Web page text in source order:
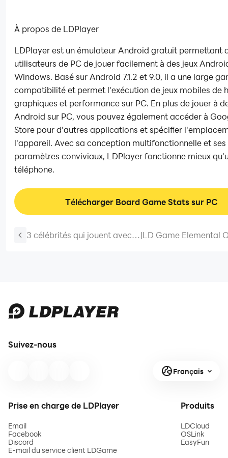
À propos de LDPlayer
LDPlayer est un émulateur Android gratuit permettant
utilisateurs de PC de jouer facilement à des jeux
Windows. Basé sur Android 7.1.2 et 9.0, il a une large
compatibilité et permet l'exécution de jeux mobiles de
graphiques et performance sur PC. En plus de jouer à
Android sur PC, vous pouvez également accéder à
Store pour d'autres applications et spécifier
l'appareil. Avec sa conception multifonctionnelle et ses
paramètres conviviaux, LDPlayer fonctionne mieux
téléphone.
Télécharger Board Game Stats sur PC
3 célébrités qui jouent avec
|LD Game Elemental
Suivez-nous
Français
Prise en charge de LDPlayer
Email
Facebook
Discord
E-mail du service client LDGame
Produits
LDCloud
OSLink
EasyFun